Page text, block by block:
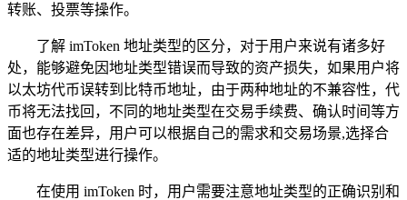
转账、投票等操作。
了解 imToken 地址类型的区分，对于用户来说有诸多好
处，能够避免因地址类型错误而导致的资产损失，如果用户将
以太坊代币误转到比特币地址，由于两种地址的不兼容性，代
币将无法找回，不同的地址类型在交易手续费、确认时间等方
面也存在差异，用户可以根据自己的需求和交易场景,选择合
适的地址类型进行操作。
在使用 imToken 时，用户需要注意地址类型的正确识别和